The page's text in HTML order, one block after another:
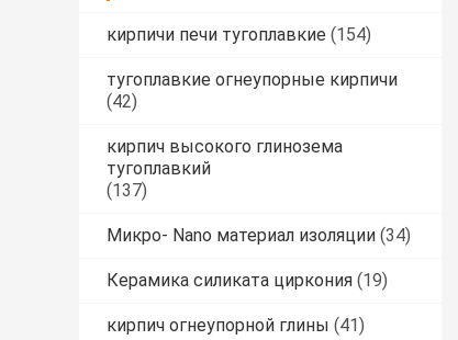
кирпичи печи тугоплавкие (154)
тугоплавкие огнеупорные кирпичи
(42)
кирпич высокого глинозема
тугоплавкий
(137)
Микро- Nano материал изоляции (34)
Керамика силиката циркония (19)
кирпич огнеупорной глины (41)